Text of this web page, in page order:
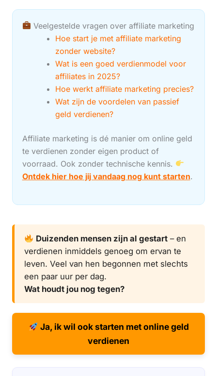
Veelgestelde vragen over affiliate marketing
Hoe start je met affiliate marketing
zonder website?
Wat is een goed verdienmodel voor
affiliates in 2025?
Hoe werkt affiliate marketing precies?
Wat zijn de voordelen van passief
geld verdienen?
Affiliate marketing is dé manier om online geld
te verdienen zonder eigen product of
voorraad. Ook zonder technische kennis.
Ontdek hier hoe jij vandaag nog kunt starten.
Duizenden mensen zijn al gestart– en
verdienen inmiddels genoeg om ervan te
leven. Veel van hen begonnen met slechts
een paar uur per dag.
Wat houdt jou nog tegen?
Ja, ik wil ook starten met online geld
verdienen